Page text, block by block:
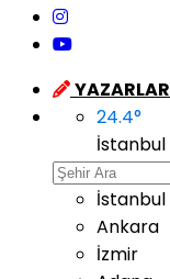
YAZARLAR
24.4°
İstanbul
İstanbul
Ankara
İzmir